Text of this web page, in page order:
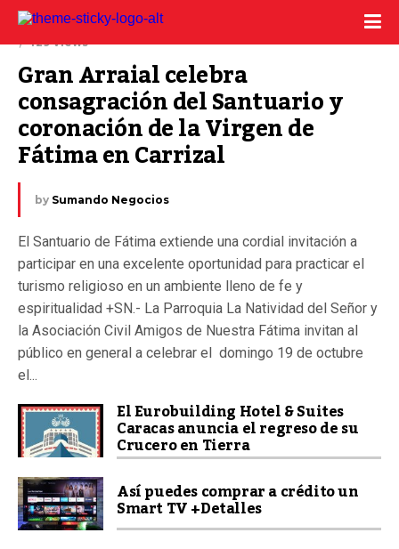
3 octubre, 2025
429 Views
Gran Arraial celebra
consagración del Santuario y
coronación de la Virgen de
Fátima en Carrizal
by Sumando Negocios
El Santuario de Fátima extiende una cordial invitación a
participar en una excelente oportunidad para practicar el
turismo religioso en un ambiente lleno de fe y
espiritualidad +SN.- La Parroquia La Natividad del Señor y
la Asociación Civil Amigos de Nuestra Fátima invitan al
público en general a celebrar el domingo 19 de octubre
el...
El Eurobuilding Hotel & Suites
Caracas anuncia el regreso de su
Crucero en Tierra
Así puedes comprar a crédito un
Smart TV +Detalles